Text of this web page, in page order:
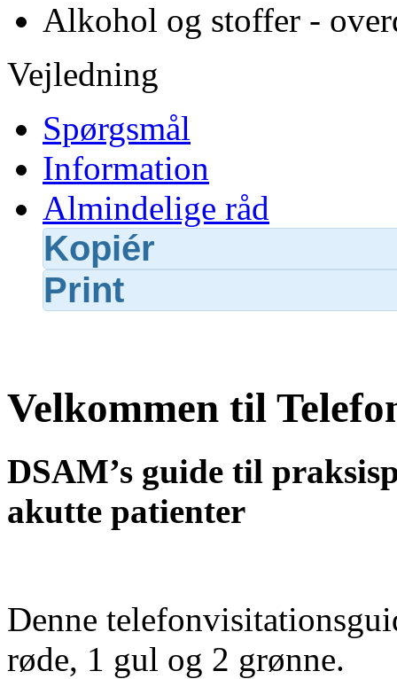
Alkohol og stoffer -
Vejledning
Spørgsmål
Information
Almindelige råd
Kopiér
Print
Velkommen til
DSAM’s guide til
akutte patienter
Denne
røde, 1 gul og 2 grønne.